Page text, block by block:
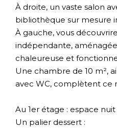
À droite, un vaste salon
bibliothèque sur mesure
À gauche, vous
indépendante,
chaleureuse et
Une chambre de 10 m²,
avec WC, complètent ce
Au 1er étage : espace
Un palier dessert :